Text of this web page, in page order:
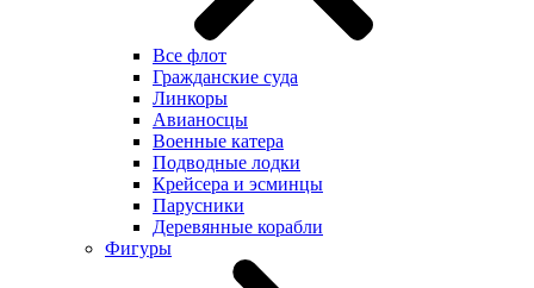
Все флот
Гражданские суда
Линкоры
Авианосцы
Военные катера
Подводные лодки
Крейсера и эсминцы
Парусники
Деревянные корабли
Фигуры